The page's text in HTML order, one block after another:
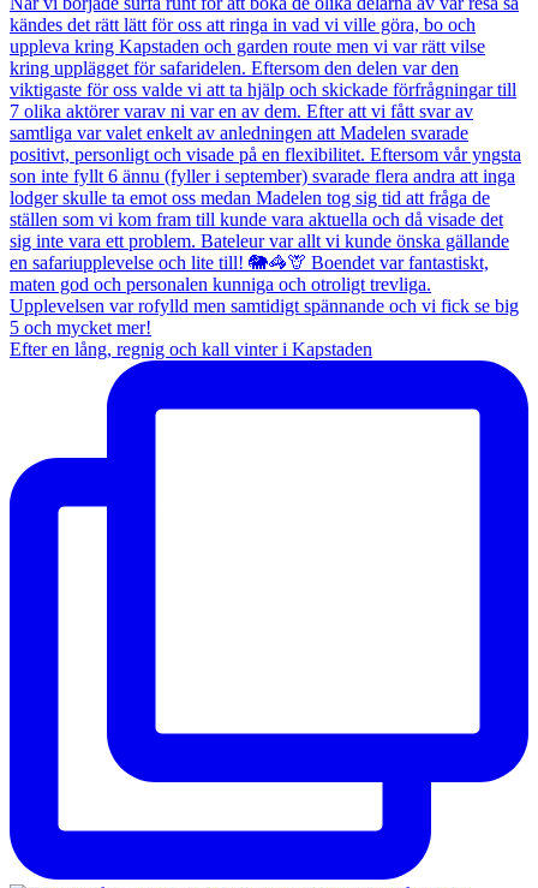
Efter en lång, regnig och kall vinter i Kapstaden